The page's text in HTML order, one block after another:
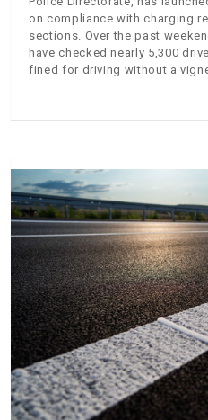
on compliance with charging
sections. Over the past
have checked nearly 5,300
fined for driving without a